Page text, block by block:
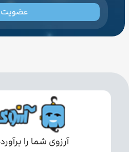
عضویت
آرزوی شما را